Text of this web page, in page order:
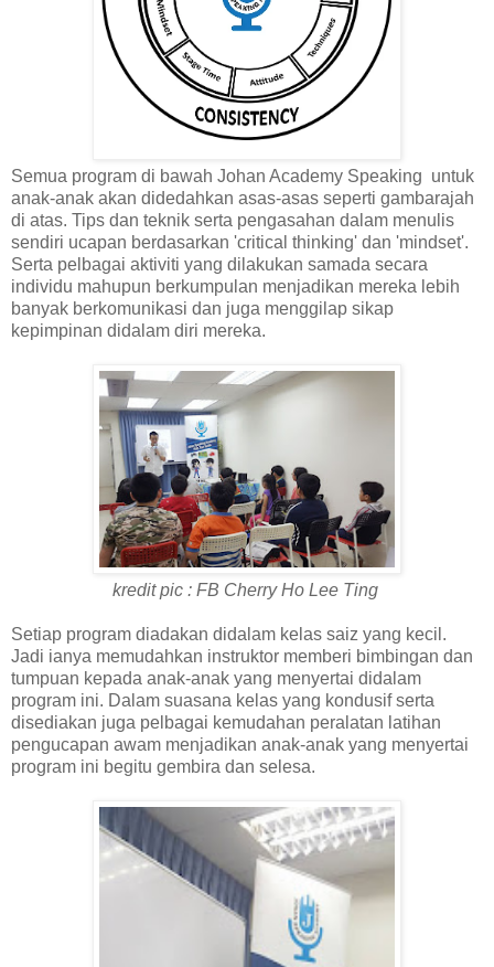
Semua program di bawah Johan Academy Speaking untuk
anak-anak akan didedahkan asas-asas seperti gambarajah
di atas. Tips dan teknik serta pengasahan dalam menulis
sendiri ucapan berdasarkan 'critical thinking' dan 'mindset'.
Serta pelbagai aktiviti yang dilakukan samada secara
individu mahupun berkumpulan menjadikan mereka lebih
banyak berkomunikasi dan juga menggilap sikap
kepimpinan didalam diri mereka.
kredit pic : FB Cherry Ho Lee Ting
Setiap program diadakan didalam kelas saiz yang kecil.
Jadi ianya memudahkan instruktor memberi bimbingan dan
tumpuan kepada anak-anak yang menyertai didalam
program ini. Dalam suasana kelas yang kondusif serta
disediakan juga pelbagai kemudahan peralatan latihan
pengucapan awam menjadikan anak-anak yang menyertai
program ini begitu gembira dan selesa.